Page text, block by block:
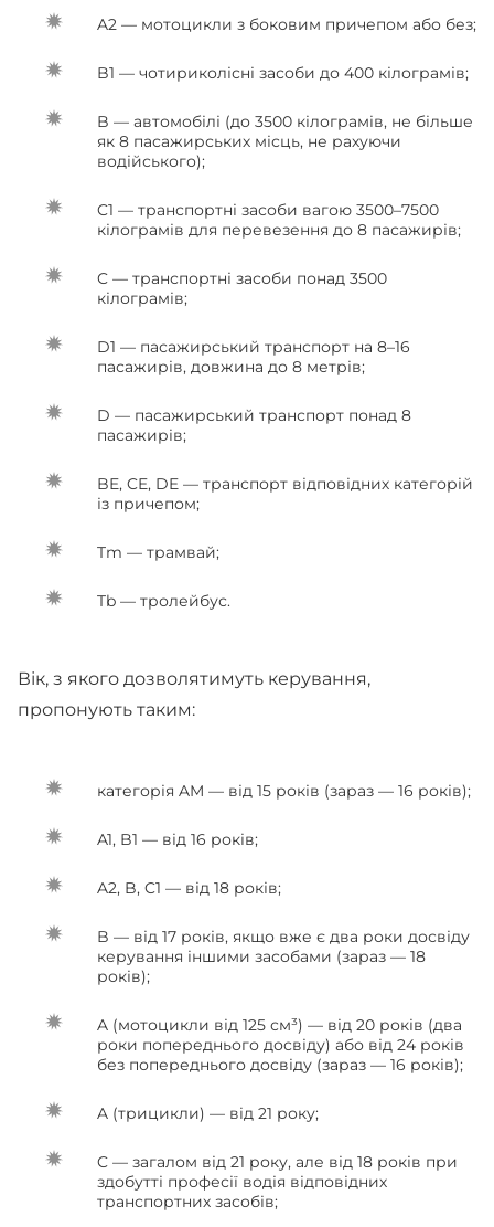
A2 — мотоцикли з боковим причепом або без;
B1 — чотириколісні засоби до 400 кілограмів;
B — автомобілі (до 3500 кілограмів, не більше
як 8 пасажирських місць, не рахуючи
водійського);
C1 — транспортні засоби вагою 3500–7500
кілограмів для перевезення до 8 пасажирів;
C — транспортні засоби понад 3500
кілограмів;
D1 — пасажирський транспорт на 8–16
пасажирів, довжина до 8 метрів;
D — пасажирський транспорт понад 8
пасажирів;
BE, CE, DE — транспорт відповідних категорій
із причепом;
Tm — трамвай;
Tb — тролейбус.
Вік, з якого дозволятимуть керування,
пропонують таким:
категорія AM — від 15 років (зараз — 16 років);
A1, B1 — від 16 років;
A2, B, C1 — від 18 років;
B — від 17 років, якщо вже є два роки досвіду
керування іншими засобами (зараз — 18
років);
A (мотоцикли від 125 см³) — від 20 років (два
роки попереднього досвіду) або від 24 років
без попереднього досвіду (зараз — 16 років);
A (трицикли) — від 21 року;
C — загалом від 21 року, але від 18 років при
здобутті професії водія відповідних
транспортних засобів;